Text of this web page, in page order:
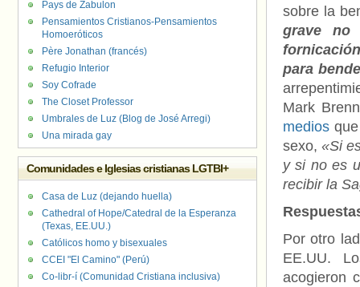
sobre la
grave no
para
Mark
medios
sexo,«Si
y si no es
recibir la
Por otro
EE.UU.
acogieron
Pays de Zabulon
Pensamientos Cristianos-Pensamientos
Homoeróticos
Père Jonathan (francés)
Refugio Interior
Soy Cofrade
The Closet Professor
Umbrales de Luz (Blog de José Arregi)
Una mirada gay
Comunidades e Iglesias cristianas LGTBI+
Casa de Luz (dejando huella)
Cathedral of Hope/Catedral de la Esperanza
(Texas, EE.UU.)
Católicos homo y bisexuales
CCEI "El Camino" (Perú)
Co-libr-í (Comunidad Cristiana inclusiva)